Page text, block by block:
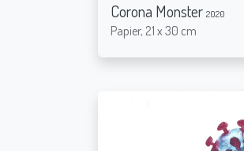
Corona Monster 2020
Papier, 21 x 30 cm